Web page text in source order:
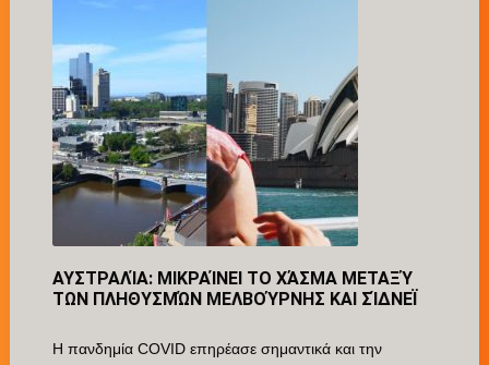
ΑΥΣΤΡΑΛΊΑ: ΜΙΚΡΑΊΝΕΙ ΤΟ ΧΆΣΜΑ ΜΕΤΑΞΎ
ΤΩΝ ΠΛΗΘΥΣΜΏΝ ΜΕΛΒΟΎΡΝΗΣ ΚΑΙ ΣΊΔΝΕΪ
Η πανδημία COVID επηρέασε σημαντικά και την